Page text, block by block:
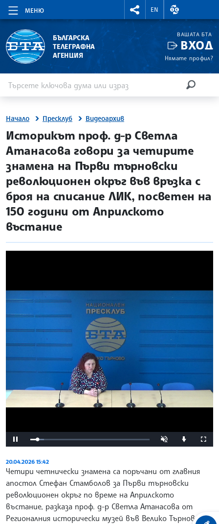
МЕНЮ
RIGHTMENU.SOCIAL
EN
ВАЛУТНИ
БЪЛГАРСКА
ТЕЛЕГРАФНА
АГЕНЦИЯ
ВАШАТА БТА
ВХОД
Нямате профил?
Начало Пресклуб Видеоaрхив
Историкът проф. д-р Светла
Атанасова говори за четирите
знамена на Първи търновски
революционен окръг във връзка с
броя на списание ЛИК, посветен на
150 години от Априлското
въстание
Pause Loaded:
11.65%
Unmute
20.04.2026 15:42
Четири четнически знамена са поръчани от главния
апостол Стефан Стамболов за Първи търновски
революционен окръг по време на Априлското
въстание, разказа проф. д-р Светла Атанасова от
Регионалния исторически музей във Велико Търново. Тя